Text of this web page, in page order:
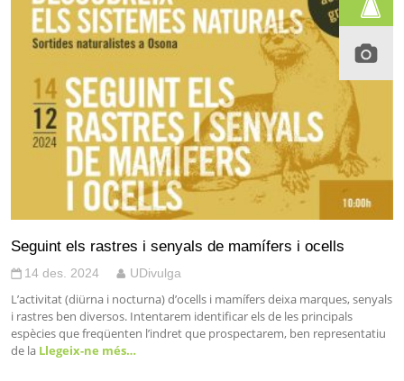
Seguint els rastres i senyals de mamífers i ocells
14 des. 2024 UDivulga
L’activitat (diürna i nocturna) d’ocells i mamífers deixa marques, senyals
i rastres ben diversos. Intentarem identificar els de les principals
espècies que freqüenten l’indret que prospectarem, ben representatiu
de la Llegeix-ne més…